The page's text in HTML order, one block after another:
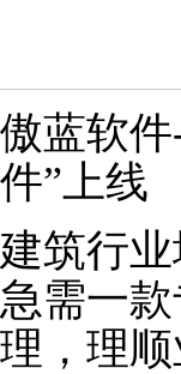
傲蓝软
件”上线
建筑行
急需一
理，理顺